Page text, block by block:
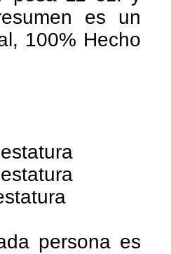
es un
100% Hecho
persona es